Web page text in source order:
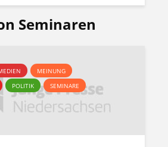
Seminaren
MEINUNG
POLITIK SEMINARE